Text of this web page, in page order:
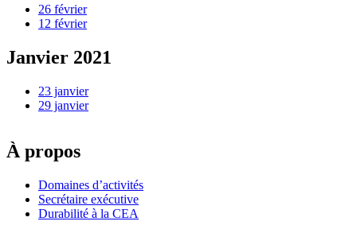
26 février
12 février
Janvier 2021
23 janvier
29 janvier
À propos
Domaines d’activités
Secrétaire exécutive
Durabilité à la CEA